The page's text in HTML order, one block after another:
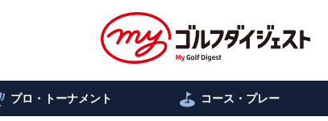
プロ・トーナメント コース・プレー